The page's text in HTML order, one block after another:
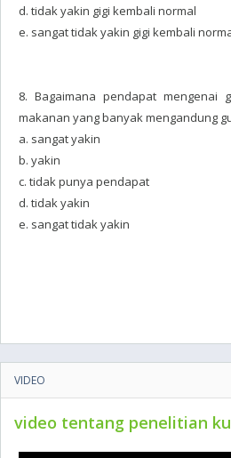
d. tidak yakin gigi kembali normal
e. sangat tidak yakin gigi kembali
8. Bagaimana pendapat mengenai
makanan yang banyak mengandung
a. sangat yakin
b. yakin
c. tidak punya pendapat
d. tidak yakin
e. sangat tidak yakin
VIDEO
video tentang penelitian